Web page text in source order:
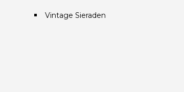
Vintage Sieraden